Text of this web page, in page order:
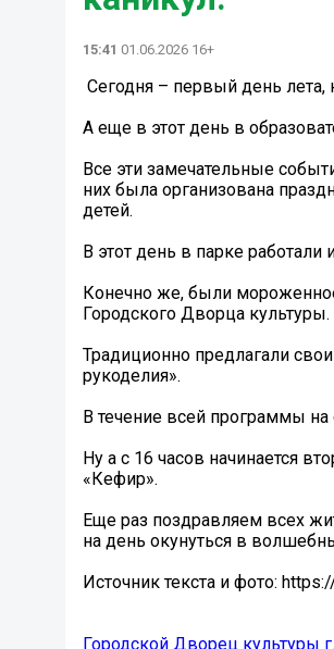
15:41 01.06.2026 16+
Сегодня – первый день
А еще в этот день в
Все эти замечательные
них была организована
детей.
В этот день в парке
Конечно же, были
Городского Дворца культуры.
Традиционно предлагали
рукоделия».
В течение всей программы
Ну а с 16 часов начинается
«Кефир».
Еще раз поздравляем всех
на день окунуться в
Источник текста и фото:
Городской Дворец культуры